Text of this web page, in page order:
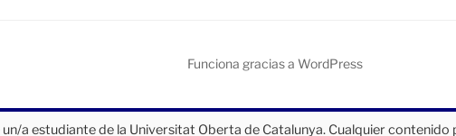
Funciona gracias a WordPress
a estudiante de la Universitat Oberta de Catalunya. Cualquier